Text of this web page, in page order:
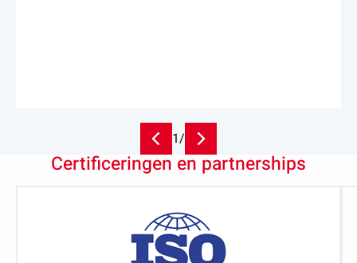
1/
Certificeringen en partnerships